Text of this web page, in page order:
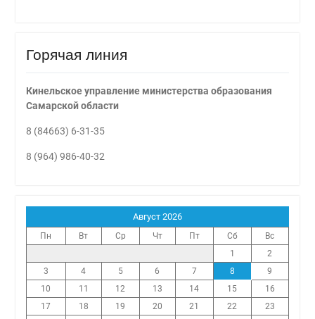
Горячая линия
Кинельское управление министерства образования
Самарской области
8 (84663) 6-31-35
8 (964) 986-40-32
Август 2026
Пн Вт Ср Чт Пт Сб
Вс
1
2
3
4 5 6 7 8
9
10
11 12 13 14 15
16
17
18 19 20 21 22
23